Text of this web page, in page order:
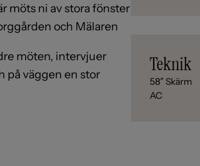
möts ni av stora fönster
och Mälaren
möten, intervjuer
på väggen en stor
Teknik
58″ Skärm
AC